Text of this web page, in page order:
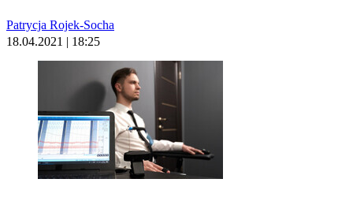
Patrycja Rojek-Socha
18.04.2021 | 18:25